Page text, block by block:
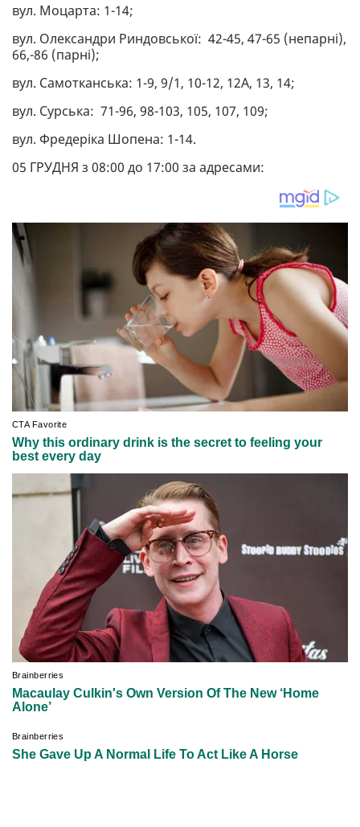
вул. Моцарта: 1-14;
вул. Олександри Риндовської: 42-45, 47-65 (непарні),
66,-86 (парні);
вул. Самотканська: 1-9, 9/1, 10-12, 12А, 13, 14;
вул. Сурська: 71-96, 98-103, 105, 107, 109;
вул. Фредеріка Шопена: 1-14.
05 ГРУДНЯ з 08:00 до 17:00 за адресами: